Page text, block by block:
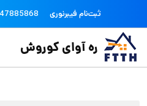
رفتن به محتوای اصلی
ثبت‌نام فیبرنوری
ره آوای کوروش